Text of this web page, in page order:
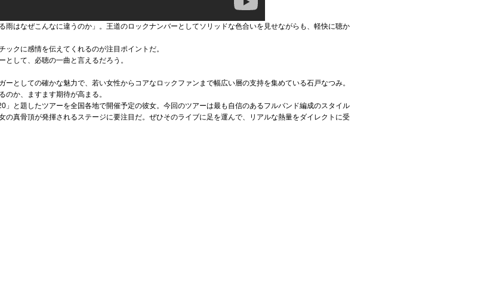
雨はなぜこんなに違うのか」。王道のロックナンバーとしてソリッドな色合いを見せながらも、軽快に聴か
クに感情を伝えてくれるのが注目ポイントだ。
として、必聴の一曲と言えるだろう。
としての確かな魅力で、若い女性からコアなロックファンまで幅広い層の支持を集めている石戸なつみ。
のか、ますます期待が高まる。
と題したツアーを全国各地で開催予定の彼女。今回のツアーは最も自信のあるフルバンド編成のスタイル
の真骨頂が発揮されるステージに要注目だ。ぜひそのライブに足を運んで、リアルな熱量をダイレクトに受